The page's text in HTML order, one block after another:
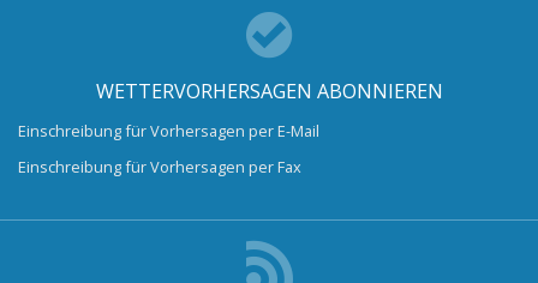
WETTERVORHERSAGEN ABONNIEREN
Einschreibung für Vorhersagen per E-Mail
Einschreibung für Vorhersagen per Fax